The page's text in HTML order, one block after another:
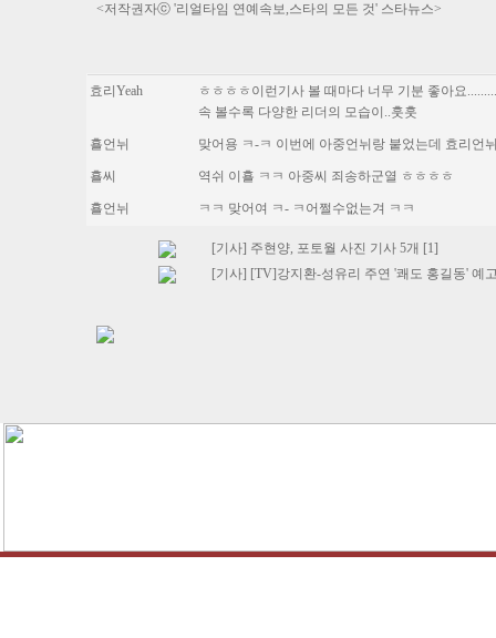
<저작권자ⓒ '리얼타임 연예속보,스타의 모든 것' 스타뉴스>
효리Yeah
ㅎㅎㅎㅎ이런기사 볼 때마다 너무 기분 좋아요
속 볼수록 다양한 리더의 모습이..훗훗
횰언뉘 맞어용 ㅋ-ㅋ 이번에 아중언뉘랑 붙었는데 효리언
횰씨 역쉬 이횰 ㅋㅋ 아중씨 죄송하군열 ㅎㅎㅎㅎ
횰언뉘 ㅋㅋ 맞어여 ㅋ- ㅋ어쩔수없는겨 ㅋㅋ
[기사] 주현양, 포토월 사진 기사 5개 [1]
[기사] [TV]강지환-성유리 주연 '쾌도 홍길동' 예